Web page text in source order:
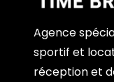
Agence
sportif et
réception et